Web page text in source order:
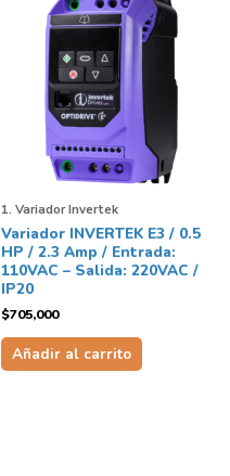
1. Variador Invertek
Variador INVERTEK E3 / 0.5
HP / 2.3 Amp / Entrada:
110VAC – Salida: 220VAC /
IP20
$705,000
Añadir al carrito